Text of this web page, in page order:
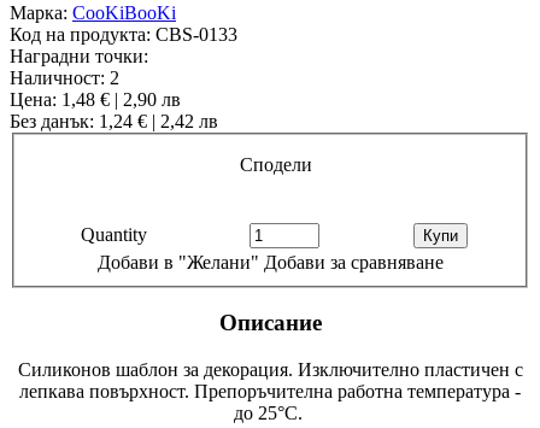
Марка: CooKiBooKi
Код на продукта: CBS-0133
Наградни точки:
Наличност: 2
Цена: 1,48 € | 2,90 лв
Без данък: 1,24 € | 2,42 лв
Сподели
Quantity
Добави в "Желани" Добави за сравняване
Описание
Силиконов шаблон за декорация. Изключително пластичен с
лепкава повърхност. Препоръчителна работна температура -
до 25°С.